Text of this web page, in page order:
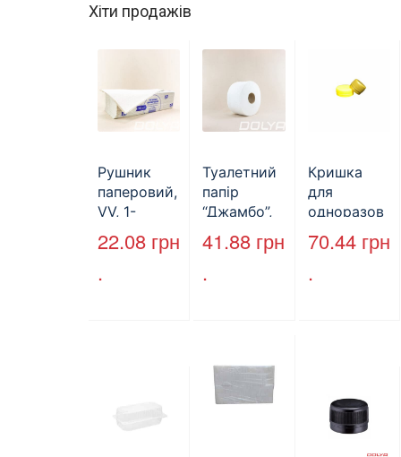
Хіти продажів
Рушник
паперовий,
VV, 1-
шаровий,
макулатура
22.08 грн
.
Туалетний
папір
“Джамбо”,
B2B
Service,
41.88 грн
.
Кришка
для
одноразов
ої пляшки,
ПЕТ,
70.44 грн
.